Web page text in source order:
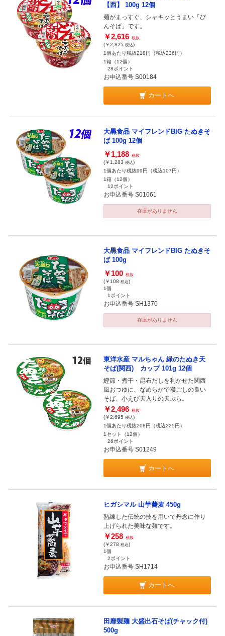
【西】 100g 12個
麺がまっすぐ、シャキッとうまい「び
んそば」です。
￥2,616 税抜
(￥2,825 税込)
1個あたり税抜218円（税込236円）
1箱（12個）
28ポイント
お申込番号 S00184
カートへ
大黒食品 マイフレンドBIG たぬきそ
ば 100g 12個
￥1,188 税抜
(￥1,283 税込)
1個あたり税抜99円（税込107円）
1箱（12個）
12ポイント
お申込番号 S01061
在庫がありません
大黒食品 マイフレンドBIG たぬきそ
ば 100g
￥100 税抜
(￥108 税込)
1個
1ポイント
お申込番号 SH1370
在庫がありません
東洋水産 マルちゃん 緑のたぬき天
そば(関西) カップ 101g 12個
鰹節・煮干・昆布だしを利かせた関西
風おつゆに、なめらかで喉ごしの良い
そば、小えび天入りの天ぷら。
￥2,496 税抜
(￥2,695 税込)
1個あたり税抜208円（税込225円）
1セット（12個）
26ポイント
お申込番号 S01249
カートへ
ヒガシマル 山芋蕎麦 450g
熟練した伝統の技を用いて丹念に作り
上げられた美味な麺です。
￥258 税抜
(￥278 税込)
1個
2ポイント
お申込番号 SH1714
カートへ
田靡製麺 大盛出石そば(チャック付)
500g